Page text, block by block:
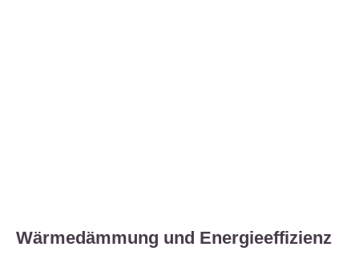
Wärmedämmung und Energieeffizienz